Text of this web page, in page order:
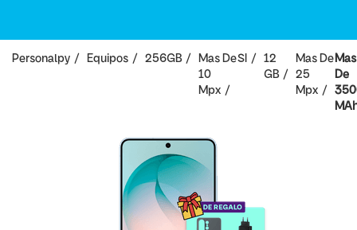
Personalpy Equipos 256GB
Mas De
10
Mpx
SI
12
GB
Mas De
25
Mpx
Mas
De